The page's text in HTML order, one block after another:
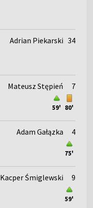
Adrian Piekarski 34
59' 80'
Mateusz Stępień 7
75'
Adam Gałązka 4
59'
Kacper Śmiglewski 9